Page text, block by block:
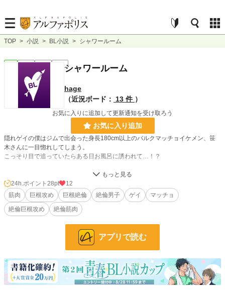
TOP > 小説 > BL小説 > シャワールーム
完結 短編 シャワールーム
hage
（近況ボード：
13 件 ）
お気に入りに追加して更新通知を受け取ろう
お気に入り追加
隠れゲイの僕はジムで出会った身長180cm以上のバルクマッチョイケメン、笹
木さんに一目惚れしてしまう。
こっそり目で追っていたらある日お風呂に誘われて…！？
21,810 位 / 228,619 件
BL 5,488 位 / 31,393 件
お気に入り 86
更新日時 2022.05.30 14:44
初回公開日時 2022.05.30 14:44
24h.ポイント 28pt
12
筋肉
巨根攻め 巨根絶倫 絶倫男子 ゲイ
マッチョ
絶倫巨根攻め
絶倫筋肉
アプリで読む